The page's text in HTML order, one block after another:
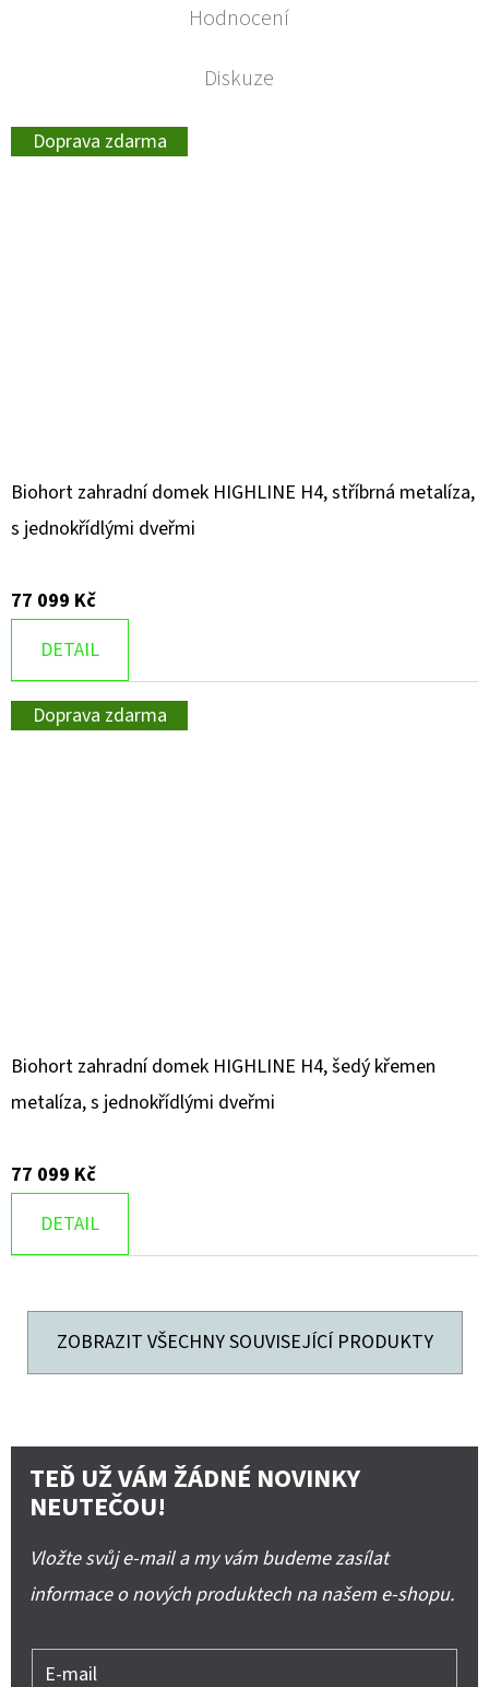
Hodnocení
Diskuze
Doprava zdarma
Biohort zahradní domek HIGHLINE H4, stříbrná metalíza,
s jednokřídlými dveřmi
77 099 Kč
DETAIL
Doprava zdarma
Biohort zahradní domek HIGHLINE H4, šedý křemen
metalíza, s jednokřídlými dveřmi
77 099 Kč
DETAIL
ZOBRAZIT VŠECHNY SOUVISEJÍCÍ PRODUKTY
TEĎ UŽ VÁM ŽÁDNÉ NOVINKY
NEUTEČOU!
Vložte svůj e-mail a my vám budeme zasílat
informace o nových produktech na našem e-shopu.
E-mail